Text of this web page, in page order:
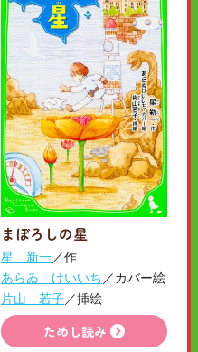
まぼろしの星
星 新一／作
あらゐ けいいち ／カバー絵
片山 若子／挿絵
ためし読み